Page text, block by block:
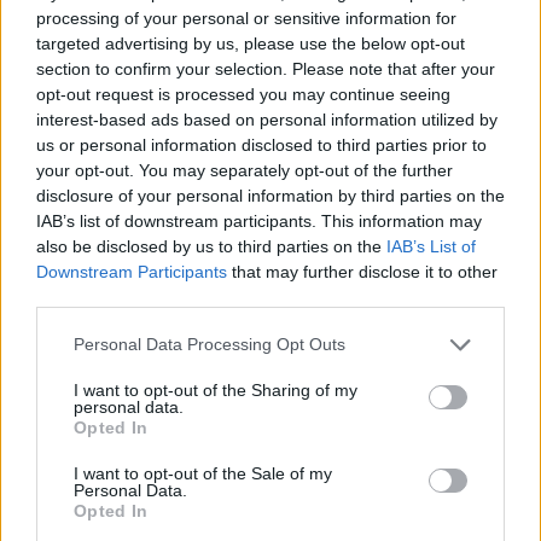
processing of your personal or sensitive information for
targeted advertising by us, please use the below opt-out
section to confirm your selection. Please note that after your
opt-out request is processed you may continue seeing
interest-based ads based on personal information utilized by
us or personal information disclosed to third parties prior to
your opt-out. You may separately opt-out of the further
disclosure of your personal information by third parties on the
IAB’s list of downstream participants. This information may
also be disclosed by us to third parties on the IAB’s List of
Downstream Participants that may further disclose it to other
Please note that this website/app uses one or more Google
not limited to your visit or usage behaviour. You may click to
grant or deny consent to Google and its third-party tags to
use your data for below specified purposes in below Google
consent section.
Personal Data Processing Opt Outs
I want to opt-out of the Sharing of my
personal data.
Opted In
I want to opt-out of the Sale of my
Personal Data.
Opted In
amikor vereséget szenved– kezdte. – Ez esetben én
rengeteget tanultam tavaly. Alig várom, hogy
visszatérhessek [az élmezőnybe]. Ahogyan mondtam
alkalmazkodnom kellett az új csomaghoz. Ez beletelt némi
időbe, de, különösen az előző szezon vége felé, ráéreztem
valamire. Ezt át akarom menteni az idei évre, és még
inkább ki szeretném virágoztatni. Meglátjuk, mi történik.”
Morbidelli szavai alapján minden adott ahhoz, hogy
egy évnyi tapasztalatnak is köszönhetően összhangba
került a csapattal. Hozzátette, szerinte felfelé ívelő
ismét dobogóra tud állni.